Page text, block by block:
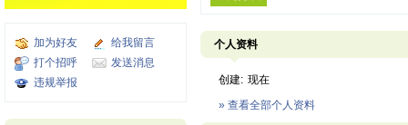
加为好友
给我留言
打个招呼
发送消息
违规举报
个人资料
创建: 现在
» 查看全部个人资料